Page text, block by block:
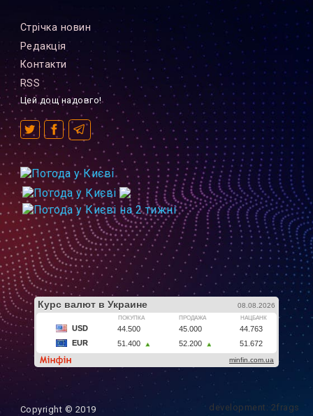
Стрiчка новин
Редакцiя
Контакти
RSS
Цей дощ надовго!
Copyright © 2019 development: 2frags